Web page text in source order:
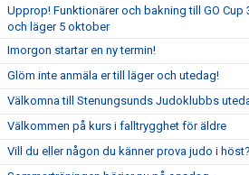
Upprop! Funktionärer och bakning till GO Cup
och läger 5 oktober
Imorgon startar en ny termin!
Glöm inte anmäla er till läger och utedag!
Välkomna till Stenungsunds Judoklubbs
Välkommen på kurs i falltrygghet för äldre
Vill du eller någon du känner prova judo i höst?